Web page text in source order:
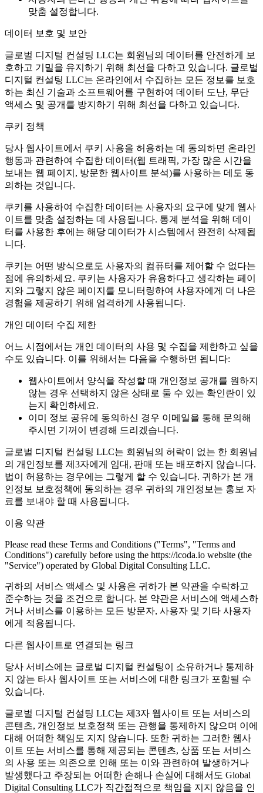
맞춤 설정합니다.
데이터 보호 및 보안
글로벌 디지털 컨설팅 LLC는 회원님의 데이터를 안전하게 보
호하고 기밀을 유지하기 위해 최선을 다하고 있습니다. 글로벌
디지털 컨설팅 LLC는 온라인에서 수집하는 모든 정보를 보호
하는 최신 기술과 소프트웨어를 구현하여 데이터 도난, 무단
액세스 및 공개를 방지하기 위해 최선을 다하고 있습니다.
쿠키 정책
당사 웹사이트에서 쿠키 사용을 허용하는 데 동의하면 온라인
행동과 관련하여 수집한 데이터(웹 트래픽, 가장 많은 시간을
보내는 웹 페이지, 방문한 웹사이트 분석)를 사용하는 데도 동
의하는 것입니다.
쿠키를 사용하여 수집한 데이터는 사용자의 요구에 맞게 웹사
이트를 맞춤 설정하는 데 사용됩니다. 통계 분석을 위해 데이
터를 사용한 후에는 해당 데이터가 시스템에서 완전히 삭제됩
니다.
쿠키는 어떤 방식으로도 사용자의 컴퓨터를 제어할 수 없다는
점에 유의하세요. 쿠키는 사용자가 유용하다고 생각하는 페이
지와 그렇지 않은 페이지를 모니터링하여 사용자에게 더 나은
경험을 제공하기 위해 엄격하게 사용됩니다.
개인 데이터 수집 제한
어느 시점에서는 개인 데이터의 사용 및 수집을 제한하고 싶을
수도 있습니다. 이를 위해서는 다음을 수행하면 됩니다:
웹사이트에서 양식을 작성할 때 개인정보 공개를 원하지
않는 경우 선택하지 않은 상태로 둘 수 있는 확인란이 있
는지 확인하세요.
이미 정보 공유에 동의하신 경우 이메일을 통해 문의해
주시면 기꺼이 변경해 드리겠습니다.
글로벌 디지털 컨설팅 LLC는 회원님의 허락이 없는 한 회원님
의 개인정보를 제3자에게 임대, 판매 또는 배포하지 않습니다.
법이 허용하는 경우에는 그렇게 할 수 있습니다. 귀하가 본 개
인정보 보호정책에 동의하는 경우 귀하의 개인정보는 홍보 자
료를 보내야 할 때 사용됩니다.
이용 약관
Please read these Terms and Conditions ("Terms", "Terms and
Conditions") carefully before using the https://icoda.io website (the
"Service") operated by Global Digital Consulting LLC.
귀하의 서비스 액세스 및 사용은 귀하가 본 약관을 수락하고
준수하는 것을 조건으로 합니다. 본 약관은 서비스에 액세스하
거나 서비스를 이용하는 모든 방문자, 사용자 및 기타 사용자
에게 적용됩니다.
다른 웹사이트로 연결되는 링크
당사 서비스에는 글로벌 디지털 컨설팅이 소유하거나 통제하
지 않는 타사 웹사이트 또는 서비스에 대한 링크가 포함될 수
있습니다.
글로벌 디지털 컨설팅 LLC는 제3자 웹사이트 또는 서비스의
콘텐츠, 개인정보 보호정책 또는 관행을 통제하지 않으며 이에
대해 어떠한 책임도 지지 않습니다. 또한 귀하는 그러한 웹사
이트 또는 서비스를 통해 제공되는 콘텐츠, 상품 또는 서비스
의 사용 또는 의존으로 인해 또는 이와 관련하여 발생하거나
발생했다고 주장되는 어떠한 손해나 손실에 대해서도 Global
Digital Consulting LLC가 직간접적으로 책임을 지지 않음을 인